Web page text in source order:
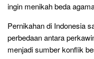
ingin menikah beda
Pernikahan di Indonesia
perbedaan antara
menjadi sumber konflik